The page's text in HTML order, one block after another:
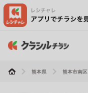
熊本県 熊本市南区